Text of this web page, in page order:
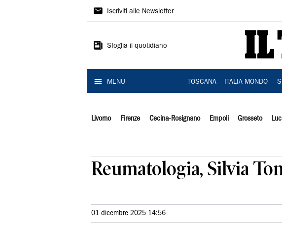
Il
Iscriviti alle Newsletter
Sfoglia il quotidiano
MENU TOSCANA ITALIA MONDO
Livorno Firenze Cecina-Rosignano Empoli Grosseto
Reumatologia, Silvia
01 dicembre 2025 14:56